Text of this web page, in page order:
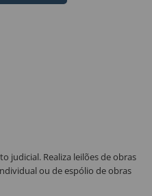
judicial. Realiza leilões de obras
ou de espólio de obras